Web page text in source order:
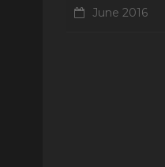
June 2016